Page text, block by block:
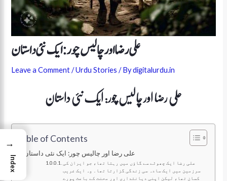
علی رضا اور چالیس چور: ایک نئی داستان
Leave a Comment /Urdu Stories / Bydigitalurdu.in
علی رضا اور چالیس چور: ایک نئی داستان
Table of Contents
علی رضا اور چالیس چور: ایک نئی داستان
علی رضا ایک چھوٹے سے گاؤں میں رہتا تھا، جو ایران کی
سرزمین میں ایک سادہ سی زندگی گزارتا تھا۔ وہ ایک غریب
کسان تھا، لیکن اپنی دیانتداری اور محنت کے باعث پورے
→
Index